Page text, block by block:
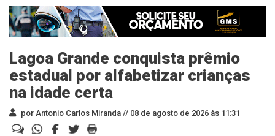
Lagoa Grande conquista prêmio
estadual por alfabetizar crianças
na idade certa
por Antonio Carlos Miranda // 08 de agosto de 2026 às 11:31